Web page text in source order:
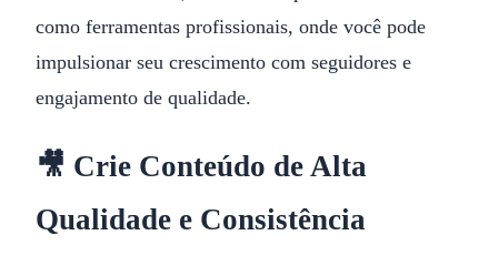
como ferramentas profissionais, onde você pode
impulsionar seu crescimento com seguidores e
engajamento de qualidade.
🎥 Crie Conteúdo de Alta
Qualidade e Consistência